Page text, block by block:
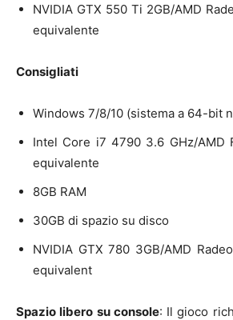
NVIDIA GTX 550 Ti 2GB/AMD
equivalente
Consigliati
Windows 7/8/10 (sistema a 64-bit
Intel Core i7 4790 3.6 GHz/AMD
equivalente
8GB RAM
30GB di spazio su disco
NVIDIA GTX 780 3GB/AMD
equivalent
Spazio libero su console: Il gioco